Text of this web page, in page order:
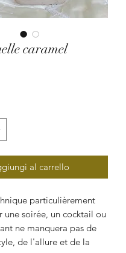
caramel
al carrello
particulièrement
une soirée, un cocktail ou
ne manquera pas de
de l'allure et de la